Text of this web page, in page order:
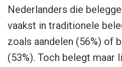
Nederlanders die
vaakst in traditionele
zoals aandelen (56%) of
(53%). Toch belegt maar